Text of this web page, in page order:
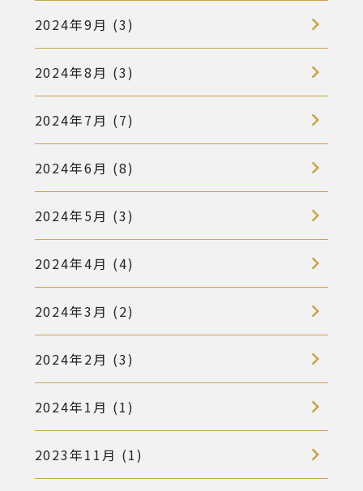
2024年9月 (3)
2024年8月 (3)
2024年7月 (7)
2024年6月 (8)
2024年5月 (3)
2024年4月 (4)
2024年3月 (2)
2024年2月 (3)
2024年1月 (1)
2023年11月 (1)